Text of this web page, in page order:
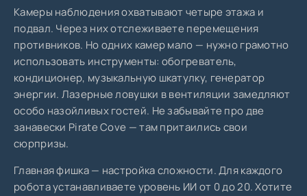
Камеры наблюдения охватывают четыре этажа и
подвал. Через них отслеживаете перемещения
противников. Но одних камер мало — нужно грамотно
использовать инструменты: обогреватель,
кондиционер, музыкальную шкатулку, генератор
энергии. Лазерные ловушки в вентиляции замедляют
особо назойливых гостей. Не забывайте про две
занавески Pirate Cove — там притаились свои
сюрпризы.
Главная фишка — настройка сложности. Для каждого
робота устанавливаете уровень ИИ от 0 до 20. Хотите